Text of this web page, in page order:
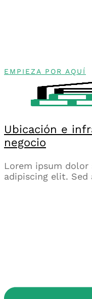
EMPIEZA POR AQUÍ
Ubicación e
negocio
Lorem ipsum
adipiscing elit. Sed